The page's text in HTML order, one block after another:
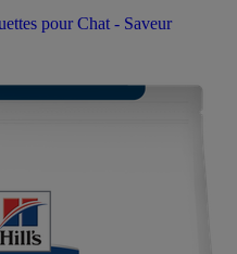
pour Chat - Saveur